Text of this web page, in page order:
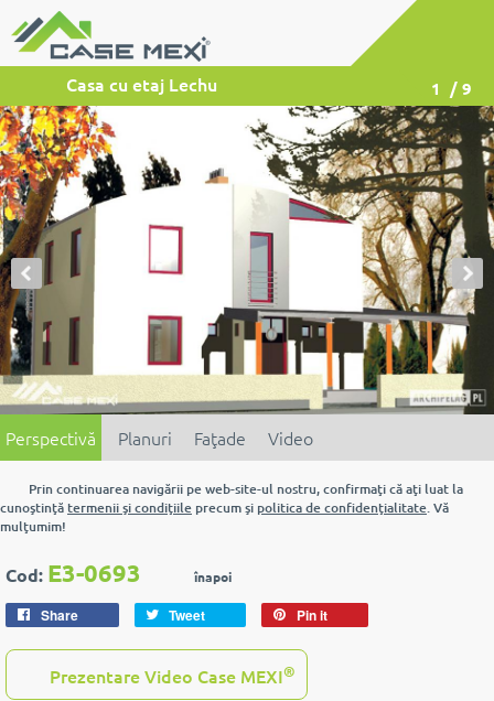
Casa cu etaj Lechu 1 / 9
Perspectivă Planuri Faţade Video
Prin continuarea navigării pe web-site-ul nostru, confirmaţi că aţi luat la
cunoştinţătermenii şi condiţiile precum şi politica de confidenţialitate. Vă
mulţumim!
Cod: E3-0693 înapoi
Share Tweet Pin it
Prezentare Video Case MEXI®